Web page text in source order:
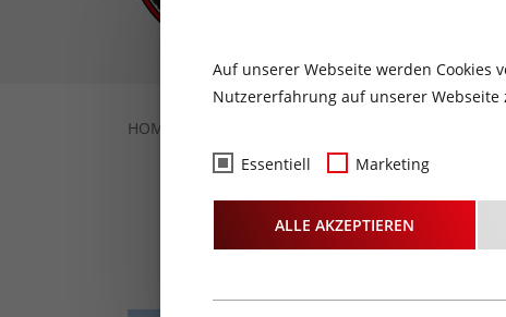
HOME
Auf unserer Webseite werden Cookies
Nutzererfahrung auf unserer Webseite
Essentiell Marketing
ALLE AKZEPTIEREN